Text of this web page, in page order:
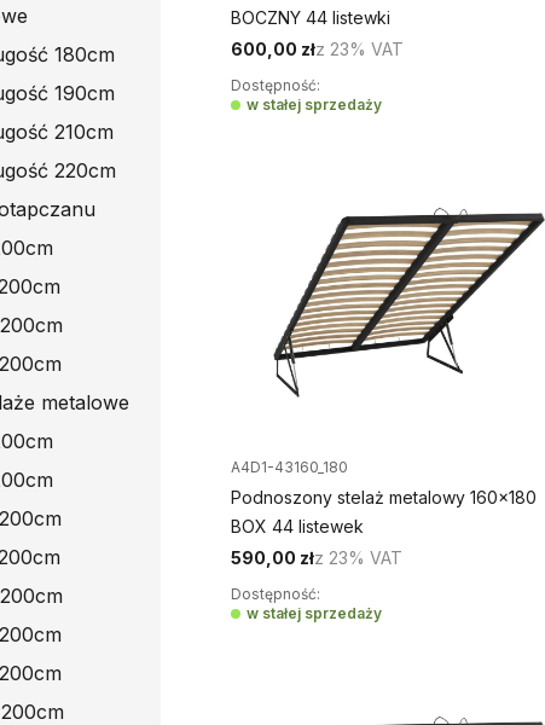
180cm
190cm
210cm
220cm
metalowe
BOCZNY 44 listewki
600,00 złz 23% VAT
Dostępność:
w stałej sprzedaży
A4D1-43160_180
Podnoszony stelaż metalowy 160x180
BOX 44 listewek
590,00 złz 23% VAT
Dostępność:
w stałej sprzedaży